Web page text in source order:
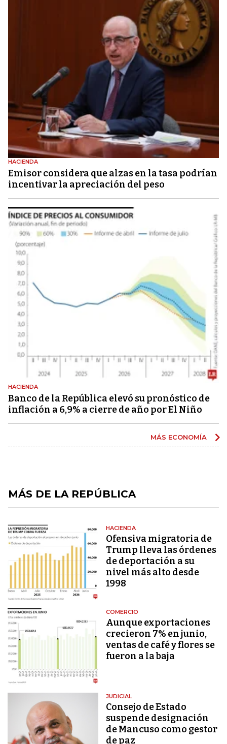
HACIENDA
Emisor considera que alzas en la tasa podrían
incentivar la apreciación del peso
HACIENDA
Banco de la República elevó su pronóstico de
inflación a 6,9% a cierre de año por El Niño
MÁS ECONOMÍA
MÁS DE LA REPÚBLICA
HACIENDA
Ofensiva migratoria de
Trump lleva las órdenes
de deportación a su
nivel más alto desde
1998
COMERCIO
Aunque exportaciones
crecieron 7% en junio,
ventas de café y flores se
fueron a la baja
JUDICIAL
Consejo de Estado
suspende designación
de Mancuso como gestor
de paz